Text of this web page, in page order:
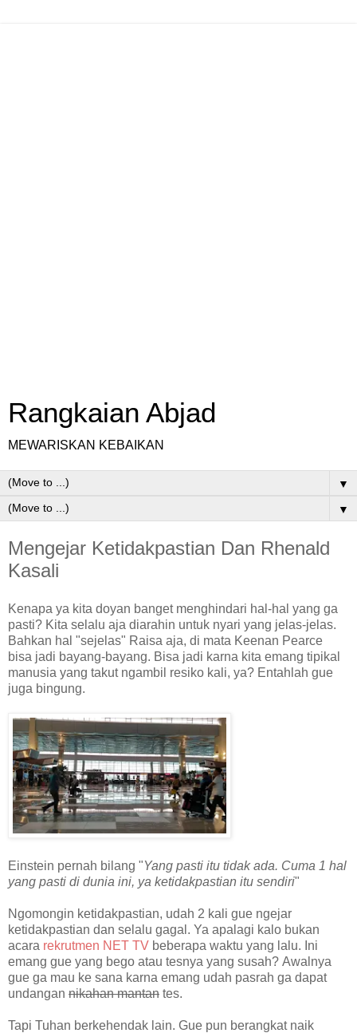
Rangkaian Abjad
MEWARISKAN KEBAIKAN
▼
▼
Mengejar Ketidakpastian Dan Rhenald
Kasali
Kenapa ya kita doyan banget menghindari hal-hal yang ga
pasti? Kita selalu aja diarahin untuk nyari yang jelas-jelas.
Bahkan hal "sejelas" Raisa aja, di mata Keenan Pearce
bisa jadi bayang-bayang. Bisa jadi karna kita emang tipikal
manusia yang takut ngambil resiko kali, ya? Entahlah gue
juga bingung.
Einstein pernah bilang "Yang pasti itu tidak ada. Cuma 1 hal
yang pasti di dunia ini, ya ketidakpastian itu sendiri"
Ngomongin ketidakpastian, udah 2 kali gue ngejar
ketidakpastian dan selalu gagal. Ya apalagi kalo bukan
acara rekrutmen NET TV beberapa waktu yang lalu. Ini
emang gue yang bego atau tesnya yang susah? Awalnya
gue ga mau ke sana karna emang udah pasrah ga dapat
undangan nikahan mantan tes.
Tapi Tuhan berkehendak lain. Gue pun berangkat naik